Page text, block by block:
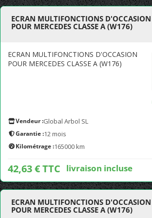
ECRAN MULTIFONCTIONS D'OCCASION
POUR MERCEDES CLASSE A (W176)
ECRAN MULTIFONCTIONS D'OCCASION
POUR MERCEDES CLASSE A (W176)
Vendeur :Global Arbol SL
Garantie :12 mois
Kilométrage :165000 km
42,63 € TTC livraison incluse
ECRAN MULTIFONCTIONS D'OCCASION
POUR MERCEDES CLASSE A (W176)